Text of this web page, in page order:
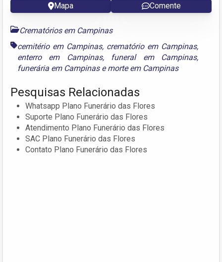
Mapa Comente
Crematórios em Campinas
cemitério em Campinas, crematório em Campinas,
enterro em Campinas, funeral em Campinas,
funerária em Campinasemorte em Campinas
Pesquisas Relacionadas
Whatsapp Plano Funerário das Flores
Suporte Plano Funerário das Flores
Atendimento Plano Funerário das Flores
SAC Plano Funerário das Flores
Contato Plano Funerário das Flores